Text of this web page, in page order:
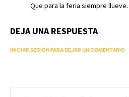
Que para la feria siempre llueve.
DEJA UNA RESPUESTA
INICIAR SESIÓN PARA DEJAR UN COMENTARIO